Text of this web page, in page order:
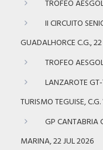
TROFEO
II CIRCUITO
GUADALHORCE C.G.,
TROFEO
LANZAROTE
TURISMO TEGUISE,
GP CANTABRIA
MARINA, 22 JUL 2026